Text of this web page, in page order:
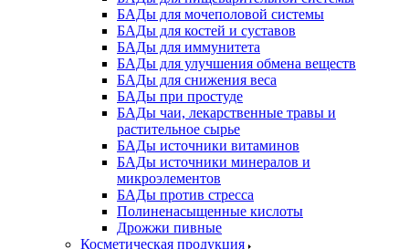
БАДы для мочеполовой системы
БАДы для костей и суставов
БАДы для иммунитета
БАДы для улучшения обмена веществ
БАДы для снижения веса
БАДы при простуде
БАДы чаи, лекарственные травы и
растительное сырье
БАДы источники витаминов
БАДы источники минералов и
микроэлементов
БАДы против стресса
Полиненасыщенные кислоты
Дрожжи пивные
Косметическая продукция